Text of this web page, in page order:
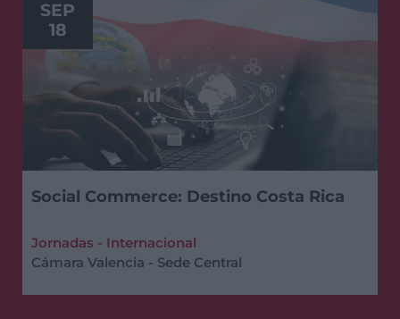
SEP
18
Social Commerce: Destino Costa Rica
Jornadas - Internacional
Cámara Valencia - Sede Central